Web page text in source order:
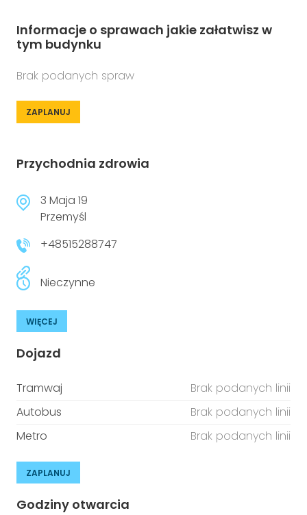
Informacje o sprawach jakie załatwisz w
tym budynku
Brak podanych spraw
ZAPLANUJ
Przychodnia zdrowia
3 Maja 19
Przemyśl
+48515288747
Nieczynne
WIĘCEJ
Dojazd
Tramwaj
Brak podanych linii
Autobus
Brak podanych linii
Metro
Brak podanych linii
ZAPLANUJ
Godziny otwarcia